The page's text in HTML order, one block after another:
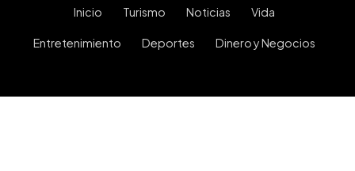
Inicio Turismo Noticias Vida
Entretenimiento Deportes Dinero y Negocios